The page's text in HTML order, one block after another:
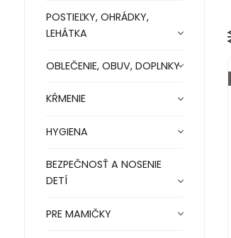
POSTIEĽKY, OHRÁDKY,
LEHÁTKA
OBLEČENIE, OBUV, DOPLNKY
KŔMENIE
HYGIENA
BEZPEČNOSŤ A NOSENIE
DETÍ
PRE MAMIČKY